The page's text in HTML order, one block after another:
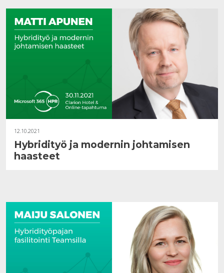
12.10.2021
Hybridityö ja modernin johtamisen
haasteet